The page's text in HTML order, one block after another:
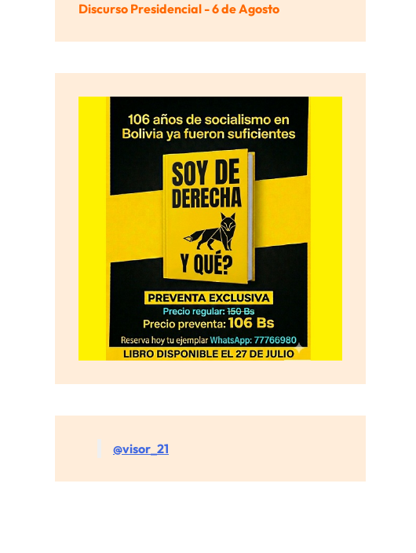
Discurso Presidencial - 6 de Agosto
@visor_21